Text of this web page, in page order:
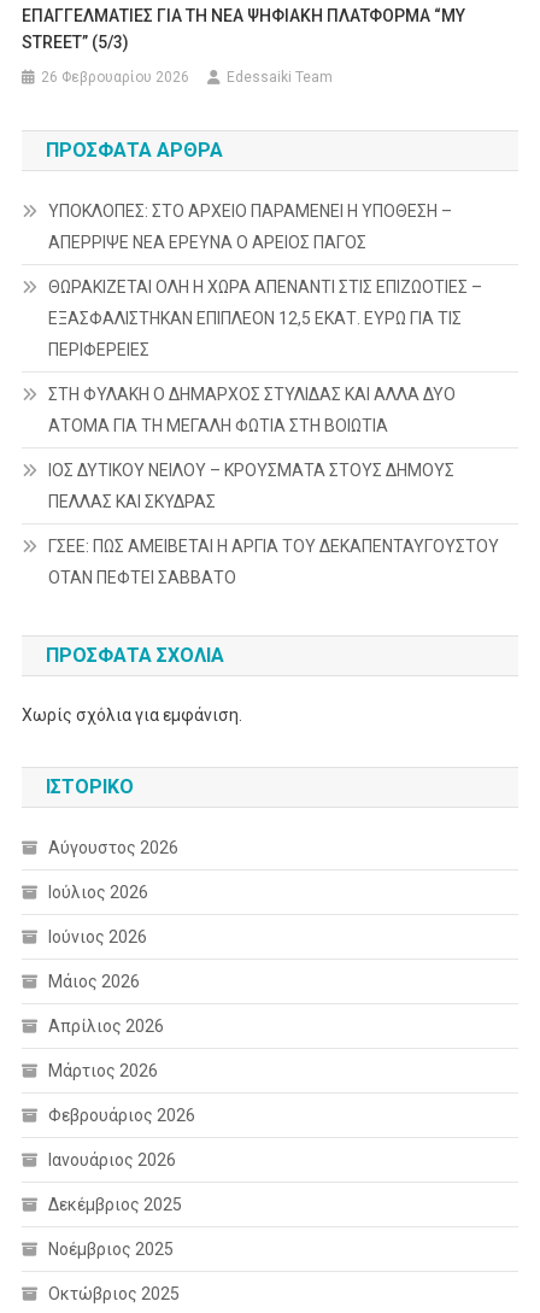
ΕΠΑΓΓΕΛΜΑΤΙΕΣ ΓΙΑ ΤΗ ΝΕΑ ΨΗΦΙΑΚΗ ΠΛΑΤΦΟΡΜΑ “MY
STREET” (5/3)
26 Φεβρουαρίου 2026 Edessaiki Team
ΠΡΌΣΦΑΤΑ ΆΡΘΡΑ
ΥΠΟΚΛΟΠΕΣ: ΣΤΟ ΑΡΧΕΙΟ ΠΑΡΑΜΕΝΕΙ Η ΥΠΟΘΕΣΗ –
ΑΠΕΡΡΙΨΕ ΝΕΑ ΕΡΕΥΝΑ Ο ΑΡΕΙΟΣ ΠΑΓΟΣ
ΘΩΡΑΚΙΖΕΤΑΙ ΟΛΗ Η ΧΩΡΑ ΑΠΕΝΑΝΤΙ ΣΤΙΣ ΕΠΙΖΩΟΤΙΕΣ –
ΕΞΑΣΦΑΛΙΣΤΗΚΑΝ ΕΠΙΠΛΕΟΝ 12,5 ΕΚΑΤ. ΕΥΡΩ ΓΙΑ ΤΙΣ
ΠΕΡΙΦΕΡΕΙΕΣ
ΣΤΗ ΦΥΛΑΚΗ Ο ΔΗΜΑΡΧΟΣ ΣΤΥΛΙΔΑΣ ΚΑΙ ΑΛΛΑ ΔΥΟ
ΑΤΟΜΑ ΓΙΑ ΤΗ ΜΕΓΑΛΗ ΦΩΤΙΑ ΣΤΗ ΒΟΙΩΤΙΑ
ΙΟΣ ΔΥΤΙΚΟΥ ΝΕΙΛΟΥ – ΚΡΟΥΣΜΑΤΑ ΣΤΟΥΣ ΔΗΜΟΥΣ
ΠΕΛΛΑΣ ΚΑΙ ΣΚΥΔΡΑΣ
ΓΣΕΕ: ΠΩΣ ΑΜΕΙΒΕΤΑΙ Η ΑΡΓΙΑ ΤΟΥ ΔΕΚΑΠΕΝΤΑΥΓΟΥΣΤΟΥ
ΟΤΑΝ ΠΕΦΤΕΙ ΣΑΒΒΑΤΟ
ΠΡΌΣΦΑΤΑ ΣΧΌΛΙΑ
Χωρίς σχόλια για εμφάνιση.
ΙΣΤΟΡΙΚΌ
Αύγουστος 2026
Ιούλιος 2026
Ιούνιος 2026
Μάιος 2026
Απρίλιος 2026
Μάρτιος 2026
Φεβρουάριος 2026
Ιανουάριος 2026
Δεκέμβριος 2025
Νοέμβριος 2025
Οκτώβριος 2025